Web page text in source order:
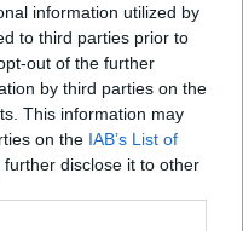
information utilized by
to third parties prior to
out of the further
by third parties on the
This information may
on the IAB’s List of
further disclose it to other